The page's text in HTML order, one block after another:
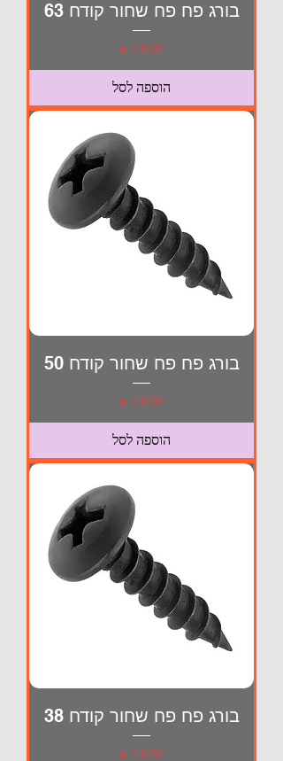
בורג פח פח שחור קודח 63
מחיר
הוספה לסל
בורג פח פח שחור קודח 50
מחיר
הוספה לסל
בורג פח פח שחור קודח 38
מחיר